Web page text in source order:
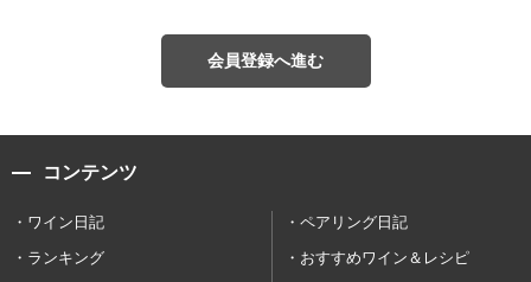
会員登録へ進む
コンテンツ
ワイン日記
ペアリング日記
ランキング
おすすめワイン＆レシピ